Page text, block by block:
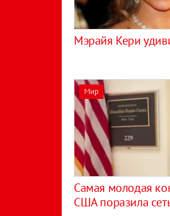
Мэрайя Кери
Мир
Самая молодая
США поразила